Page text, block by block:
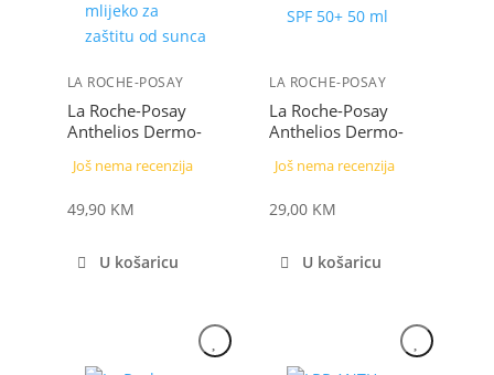
LA ROCHE-POSAY
La Roche-Posay
Anthelios Dermo-
mlijeko za zaštitu od
50+ 250 ml + La
Cleansing Oil AP+
Još nema recenzija
49,90 KM
U košaricu
LA ROCHE-POSAY
La Roche-Posay
Anthelios Dermo-
kožu beba SPF 50+
Još nema recenzija
29,00 KM
U košaricu